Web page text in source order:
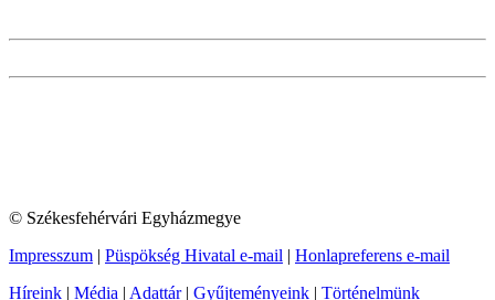
© Székesfehérvári Egyházmegye
Impresszum | Püspökség Hivatal e-mail | Honlapreferens e-mail
Híreink | Média | Adattár| Gyűjteményeink | Történelmünk